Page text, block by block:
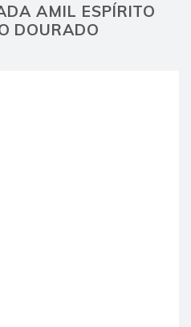
AMIL ESPÍRITO
DOURADO